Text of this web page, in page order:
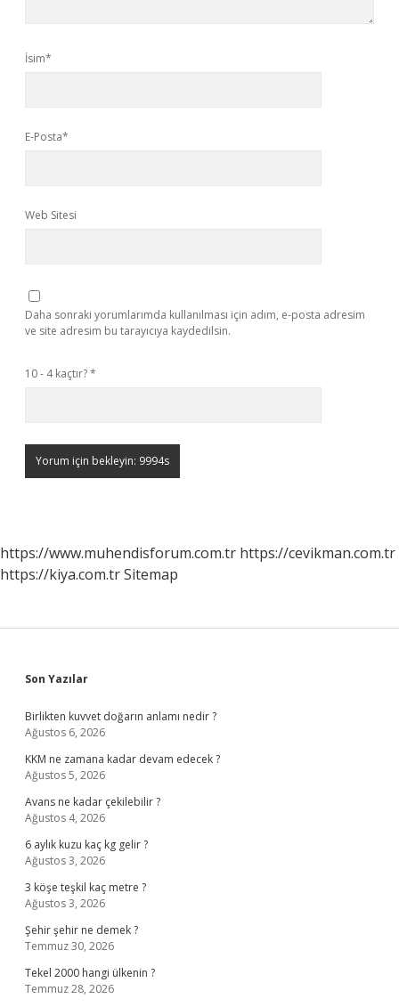
İsim*
E-Posta*
Web Sitesi
Daha sonraki yorumlarımda kullanılması için adım, e-posta adresim
ve site adresim bu tarayıcıya kaydedilsin.
10 - 4 kaçtır?*
https://www.muhendisforum.com.tr https://cevikman.com.tr
https://kiya.com.trSitemap
Sidebar
Son Yazılar
Birlikten kuvvet doğarın anlamı nedir ?
Ağustos 6, 2026
KKM ne zamana kadar devam edecek ?
Ağustos 5, 2026
Avans ne kadar çekilebilir ?
Ağustos 4, 2026
6 aylık kuzu kaç kg gelir ?
Ağustos 3, 2026
3 köşe teşkil kaç metre ?
Ağustos 3, 2026
Şehir şehir ne demek ?
Temmuz 30, 2026
Tekel 2000 hangi ülkenin ?
Temmuz 28, 2026